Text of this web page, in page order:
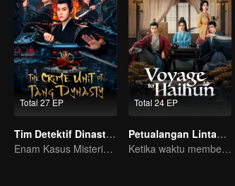
Total 27 EP
Tim Detektif Dinasti Tang
Enam Kasus Misterius Menyebabkan Satu Kota dalam Bahaya!
Total 24 EP
Petualangan Lintas Waktu
Ketika waktu memberi kesempatan kedua...